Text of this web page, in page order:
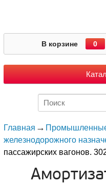
В корзине 0
Главная
железнодорожного
пассажирских вагонов.